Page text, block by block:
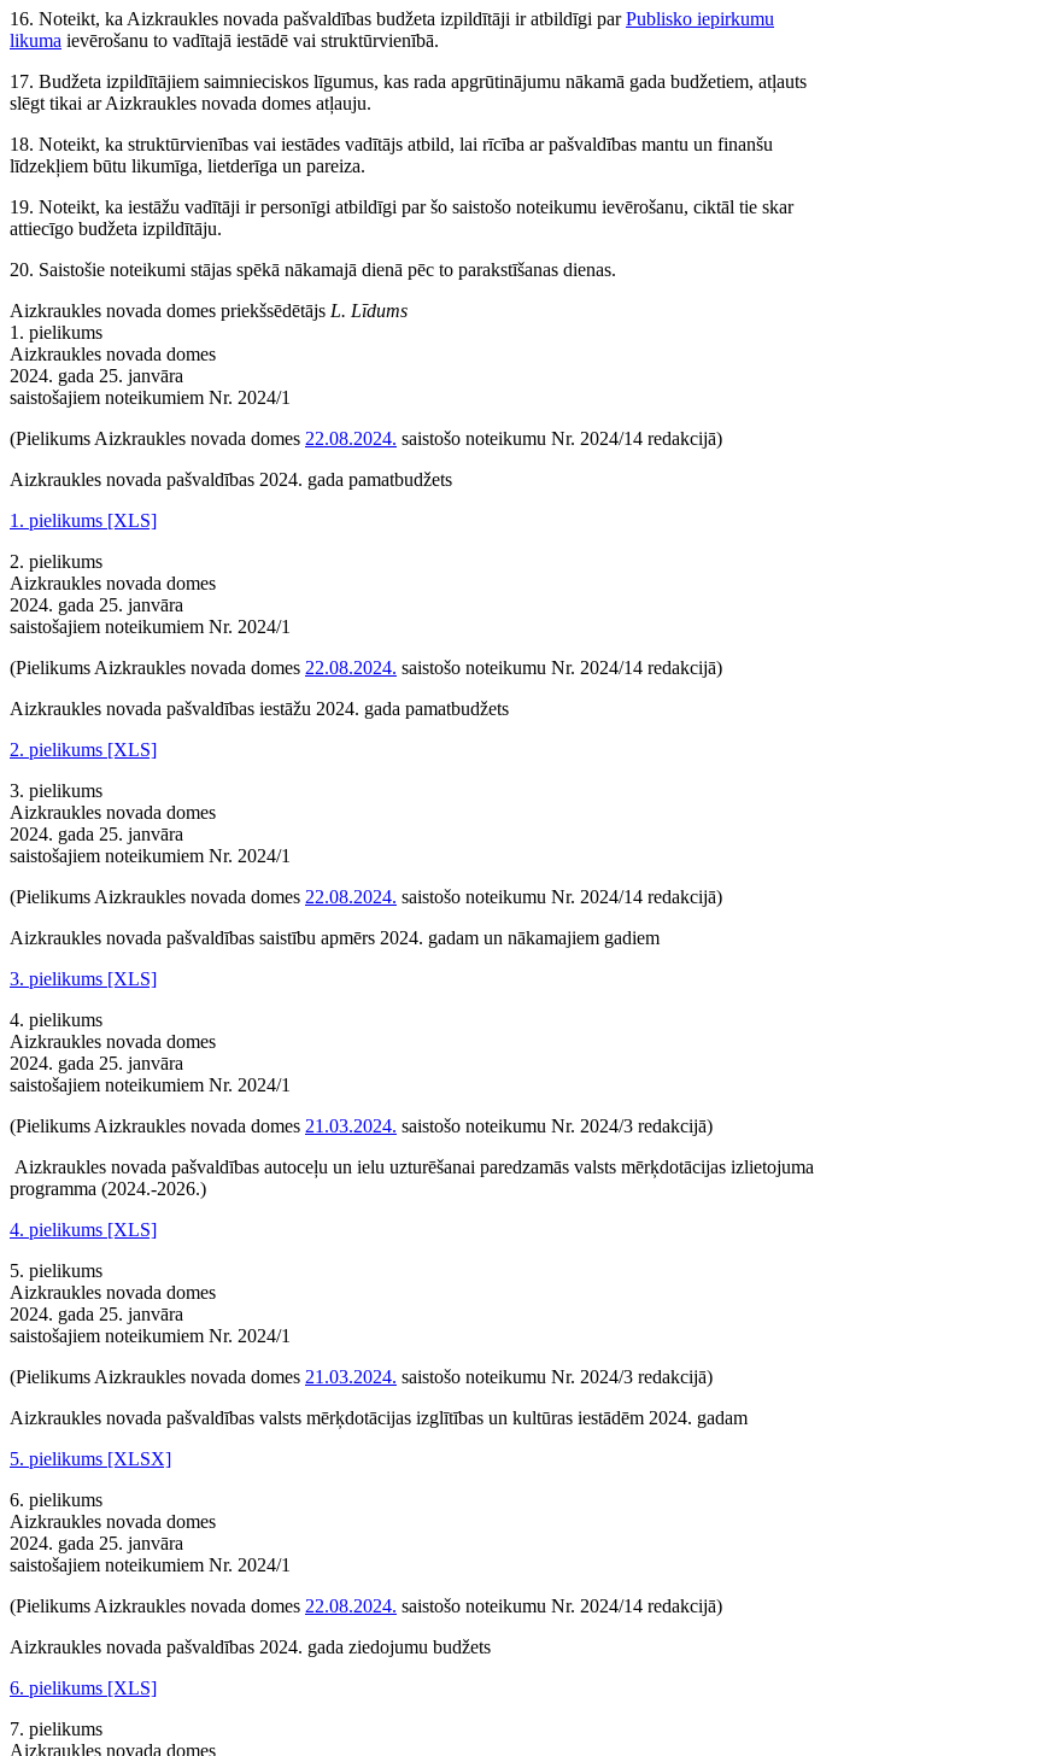
16. Noteikt, ka Aizkraukles novada pašvaldības budžeta izpildītāji ir atbildīgi parPublisko iepirkumu
likuma ievērošanu to vadītajā iestādē vai struktūrvienībā.
17. Budžeta izpildītājiem saimnieciskos līgumus, kas rada apgrūtinājumu nākamā gada budžetiem, atļauts
slēgt tikai ar Aizkraukles novada domes atļauju.
18. Noteikt, ka struktūrvienības vai iestādes vadītājs atbild, lai rīcība ar pašvaldības mantu un finanšu
līdzekļiem būtu likumīga, lietderīga un pareiza.
19. Noteikt, ka iestāžu vadītāji ir personīgi atbildīgi par šo saistošo noteikumu ievērošanu, ciktāl tie skar
attiecīgo budžeta izpildītāju.
20. Saistošie noteikumi stājas spēkā nākamajā dienā pēc to parakstīšanas dienas.
Aizkraukles novada domes priekšsēdētājs L. Līdums
1. pielikums
Aizkraukles novada domes
2024. gada 25. janvāra
saistošajiem noteikumiem Nr. 2024/1
(Pielikums Aizkraukles novada domes 22.08.2024. saistošo noteikumu Nr. 2024/14 redakcijā)
Aizkraukles novada pašvaldības 2024. gada pamatbudžets
1. pielikums [XLS]
2. pielikums
Aizkraukles novada domes
2024. gada 25. janvāra
saistošajiem noteikumiem Nr. 2024/1
(Pielikums Aizkraukles novada domes 22.08.2024. saistošo noteikumu Nr. 2024/14 redakcijā)
Aizkraukles novada pašvaldības iestāžu 2024. gada pamatbudžets
2. pielikums [XLS]
3. pielikums
Aizkraukles novada domes
2024. gada 25. janvāra
saistošajiem noteikumiem Nr. 2024/1
(Pielikums Aizkraukles novada domes 22.08.2024. saistošo noteikumu Nr. 2024/14 redakcijā)
Aizkraukles novada pašvaldības saistību apmērs 2024. gadam un nākamajiem gadiem
3. pielikums [XLS]
4. pielikums
Aizkraukles novada domes
2024. gada 25. janvāra
saistošajiem noteikumiem Nr. 2024/1
(Pielikums Aizkraukles novada domes 21.03.2024. saistošo noteikumu Nr. 2024/3 redakcijā)
Aizkraukles novada pašvaldības autoceļu un ielu uzturēšanai paredzamās valsts mērķdotācijas izlietojuma
programma (2024.-2026.)
4. pielikums [XLS]
5. pielikums
Aizkraukles novada domes
2024. gada 25. janvāra
saistošajiem noteikumiem Nr. 2024/1
(Pielikums Aizkraukles novada domes 21.03.2024. saistošo noteikumu Nr. 2024/3 redakcijā)
Aizkraukles novada pašvaldības valsts mērķdotācijas izglītības un kultūras iestādēm 2024. gadam
5. pielikums [XLSX]
6. pielikums
Aizkraukles novada domes
2024. gada 25. janvāra
saistošajiem noteikumiem Nr. 2024/1
(Pielikums Aizkraukles novada domes 22.08.2024. saistošo noteikumu Nr. 2024/14 redakcijā)
Aizkraukles novada pašvaldības 2024. gada ziedojumu budžets
6. pielikums [XLS]
7. pielikums
Aizkraukles novada domes